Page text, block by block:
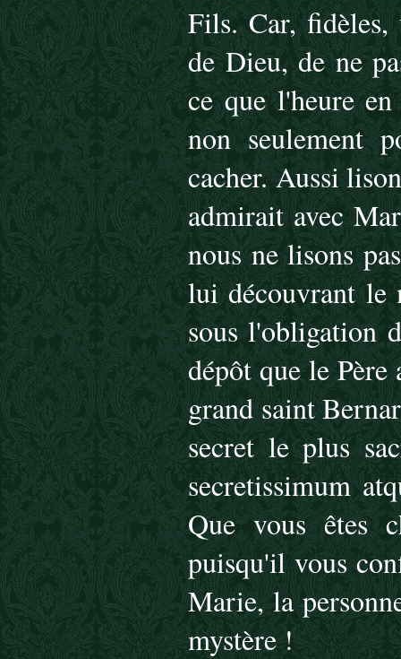
Fils. Car, fidèles,
de Dieu, de ne
ce que l'heure
non seulement
cacher. Aussi
admirait avec
nous ne lisons
lui découvrant le
sous l'obligation
dépôt que le
grand saint
secret le plus
secretissimum
Que vous êtes
puisqu'il vous
Marie, la
mystère !